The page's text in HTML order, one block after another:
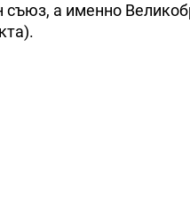
съюз, а именно